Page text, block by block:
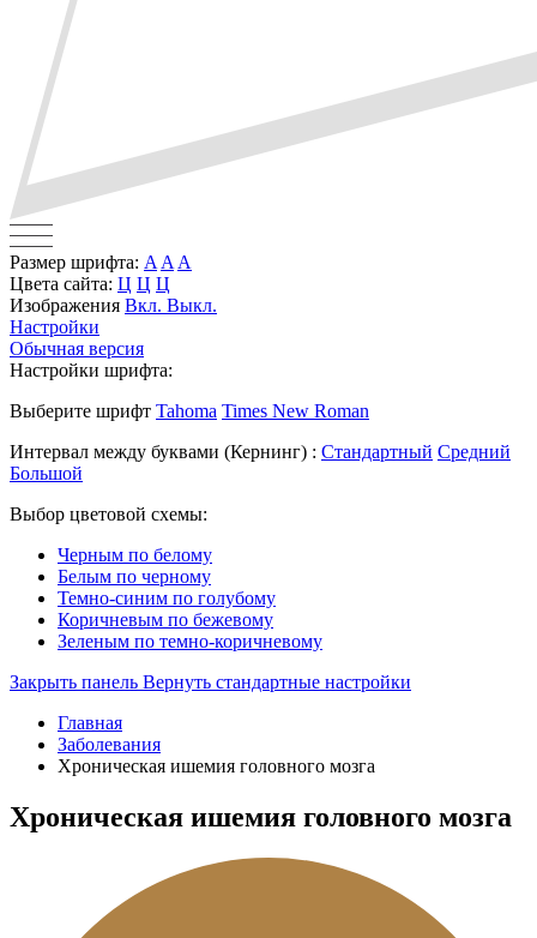
Размер шрифта: A A A
Цвета сайта: Ц Ц Ц
Изображения Вкл. Выкл.
Настройки
Обычная версия
Настройки шрифта:
Выберите шрифт Tahoma Times New Roman
Интервал между буквами (Кернинг) : Стандартный Средний
Большой
Выбор цветовой схемы:
Черным по белому
Белым по черному
Темно-синим по голубому
Коричневым по бежевому
Зеленым по темно-коричневому
Закрыть панель Вернуть стандартные настройки
Главная
Заболевания
Хроническая ишемия головного мозга
Хроническая ишемия головного мозга